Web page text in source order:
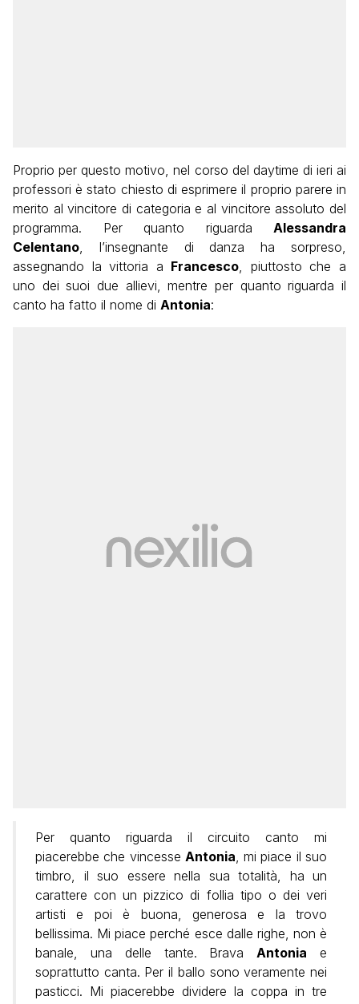
Proprio per questo motivo, nel corso del daytime di ieri ai
professori è stato chiesto di esprimere il proprio parere in
merito al vincitore di categoria e al vincitore assoluto del
programma. Per quanto riguarda Alessandra
Celentano , l’insegnante di danza ha sorpreso,
assegnando la vittoria a Francesco , piuttosto che a
uno dei suoi due allievi, mentre per quanto riguarda il
canto ha fatto il nome di Antonia:
Per quanto riguarda il circuito canto mi
piacerebbe che vincesse Antonia , mi piace il suo
timbro, il suo essere nella sua totalità, ha un
carattere con un pizzico di follia tipo o dei veri
artisti e poi è buona, generosa e la trovo
bellissima. Mi piace perché esce dalle righe, non è
banale, una delle tante. Brava Antonia e
soprattutto canta. Per il ballo sono veramente nei
pasticci. Mi piacerebbe dividere la coppa in tre